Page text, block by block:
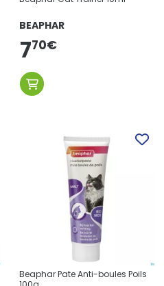
BEAPHAR
770€
Beaphar Pate Anti-boules Poils